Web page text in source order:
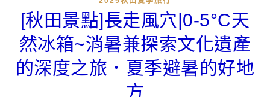
[秋田景點]長走風穴|0-5°C天
然冰箱~消暑兼探索文化遺產
的深度之旅．夏季避暑的好地
方